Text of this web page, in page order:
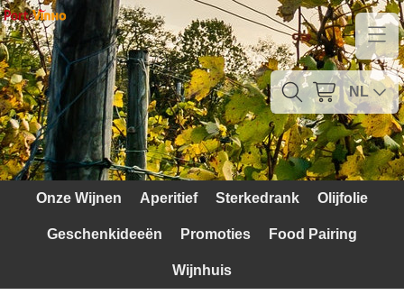
Home
Contact
Mijn account
Verzendkosten
NL
Onze Wijnen Aperitief Sterkedrank Olijfolie
Geschenkideeën Promoties Food Pairing
Wijnhuis